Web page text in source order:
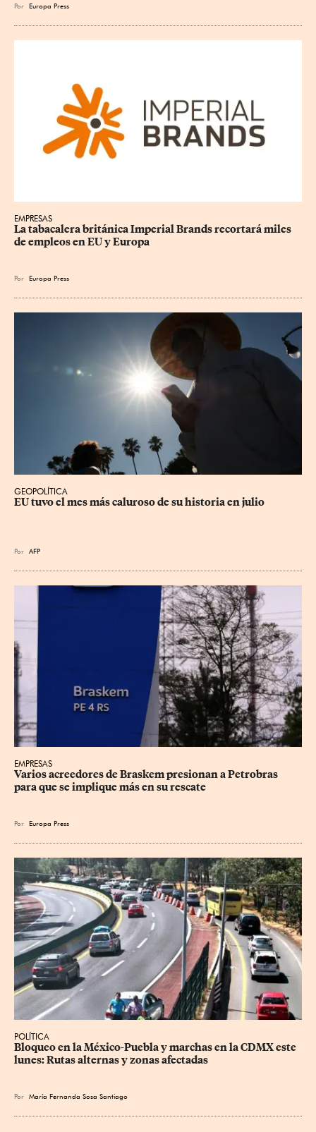
Por Europa Press
EMPRESAS
La tabacalera británica Imperial Brands recortará miles
de empleos en EU y Europa
Por Europa Press
GEOPOLÍTICA
EU tuvo el mes más caluroso de su historia en julio
Por AFP
EMPRESAS
Varios acreedores de Braskem presionan a Petrobras
para que se implique más en su rescate
Por Europa Press
POLÍTICA
Bloqueo en la México-Puebla y marchas en la CDMX este
lunes: Rutas alternas y zonas afectadas
Por María Fernanda Sosa Santiago